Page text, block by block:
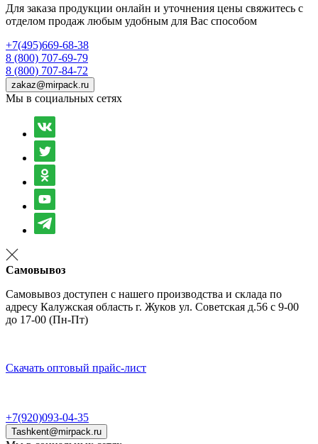
Для заказа продукции онлайн и уточнения цены свяжитесь с
отделом продаж любым удобным для Вас способом
+7(495)669-68-38
8 (800) 707-69-79
8 (800) 707-84-72
zakaz@mirpack.ru
Мы в социальных сетях
Самовывоз
Самовывоз доступен с нашего производства и склада по
адресу Калужская область г. Жуков ул. Советская д.56 с 9-00
до 17-00 (Пн-Пт)
Скачать оптовый прайс-лист
+7(920)093-04-35
Tashkent@mirpack.ru